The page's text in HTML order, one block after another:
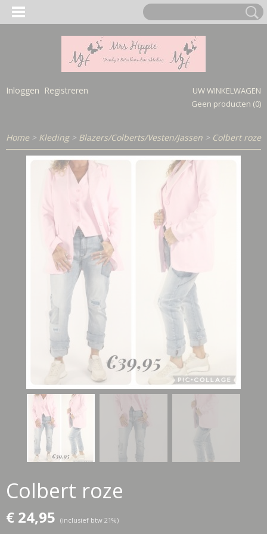
Inloggen Registreren
UW WINKELWAGEN
Geen producten (0)
Home > Kleding> Blazers/Colberts/Vesten/Jassen > Colbert roze
Colbert roze
€ 24,95 (inclusief btw 21%)